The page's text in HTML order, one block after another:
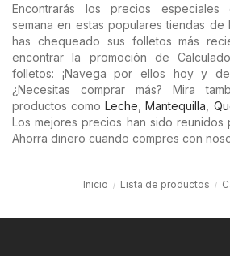
Encontrarás los precios especiales
semana en estas populares tiendas de
has chequeado sus folletos más
encontrar la promoción de
folletos: ¡Navega por ellos hoy y
¿Necesitas comprar más? Mira
productos comoLeche ,Mantequilla
Los mejores precios han sido reunidos
Ahorra dinero cuando compres con
Inicio Lista de productos